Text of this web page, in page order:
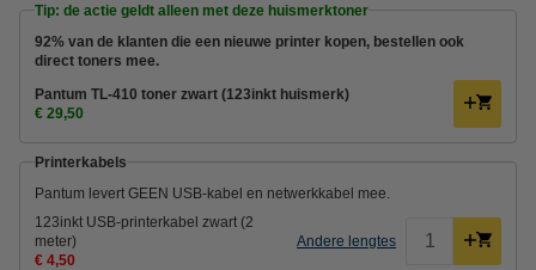
Tip: de actie geldt alleen met deze huismerktoner
92% van de klanten die een nieuwe printer kopen, bestellen ook
direct toners mee.
Pantum TL-410 toner zwart (123inkt huismerk)
€ 29,50
Printerkabels
Pantum levert GEEN USB-kabel en netwerkkabel mee.
123inkt USB-printerkabel zwart (2
meter)
€ 4,50
Andere lengtes